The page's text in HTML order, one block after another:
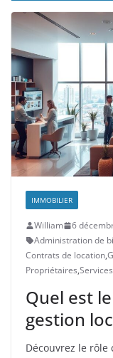
IMMOBILIER
William
6
Administration de
Contrats de location,
Propriétaires,
Quel est
gestion
Découvrez le rôle